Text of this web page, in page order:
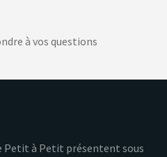
à vos questions
Petit à Petit présentent sous